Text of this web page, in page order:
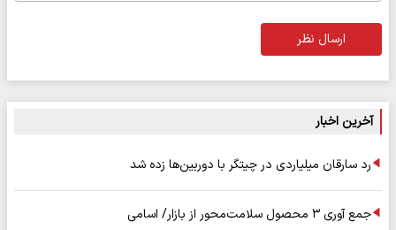
ارسال نظر
آخرین اخبار
رد سارقان میلیاردی در چیتگر با دوربین‌ها زده شد
جمع آوری ۳ محصول سلامت‌محور از بازار/ اسامی